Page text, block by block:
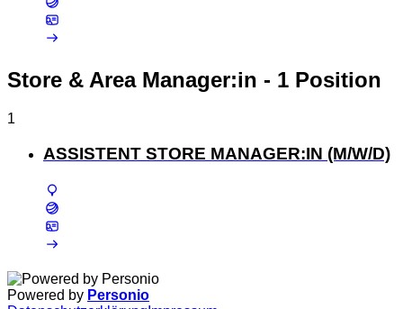
Store & Area Manager:in - 1 Position
1
ASSISTENT STORE MANAGER:IN (M/W/D)
Powered by Personio